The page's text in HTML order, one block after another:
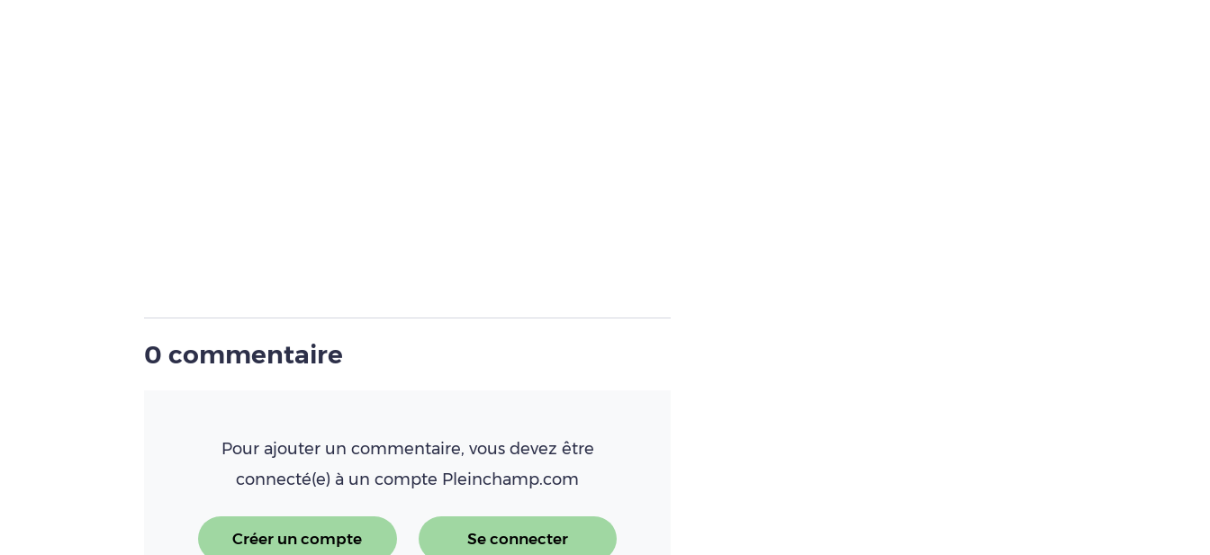
0 commentaire
Pour ajouter un commentaire, vous devez être
connecté(e) à un compte Pleinchamp.com
Créer un compte Se connecter